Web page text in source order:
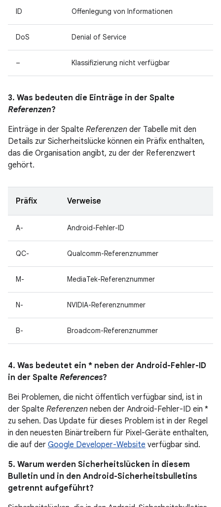
ID Offenlegung von Informationen
DoS Denial of Service
– Klassifizierung nicht verfügbar
3. Was bedeuten die Einträge in der Spalte
Referenzen?
Einträge in der Spalte Referenzen der Tabelle mit den
Details zur Sicherheitslücke können ein Präfix enthalten,
das die Organisation angibt, zu der der Referenzwert
gehört.
Präfix Verweise
A- Android-Fehler-ID
QC- Qualcomm-Referenznummer
M- MediaTek-Referenznummer
N- NVIDIA-Referenznummer
B- Broadcom-Referenznummer
4. Was bedeutet ein * neben der Android-Fehler-ID
in der Spalte References?
Bei Problemen, die nicht öffentlich verfügbar sind, ist in
der Spalte Referenzen neben der Android-Fehler-ID ein *
zu sehen. Das Update für dieses Problem ist in der Regel
in den neuesten Binärtreibern für Pixel-Geräte enthalten,
die auf der Google Developer-Website verfügbar sind.
5. Warum werden Sicherheitslücken in diesem
Bulletin und in den Android-Sicherheitsbulletins
getrennt aufgeführt?